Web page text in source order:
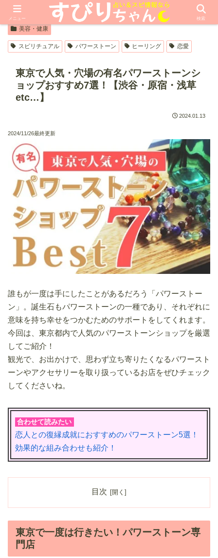
【PR】本ページはプロモーションが含まれています
美容・健康
スピリチュアル パワーストーン ヒーリング 恋愛
東京で人気・穴場の有名パワーストーンシ
ョップおすすめ7選！【渋谷・原宿・浅草
etc…】
2024.01.13
2024/11/26最終更新
誰もが一度は手にしたことがあるだろう「パワーストー
ン」。誕生石もパワーストーンの一種であり、それぞれに
意味を持ち幸せをつかむためのサポートをしてくれます。
今回は、東京都内で人気のパワーストーンショップを厳選
してご紹介！
観光で、お出かけで、思わず立ち寄りたくなるパワースト
ーンやアクセサリーを取り扱っているお店をぜひチェック
してくださいね。
合わせて読みたい
恋人との復縁成就におすすめのパワーストーン5選！
効果的な組み合わせも紹介！
目次
東京で一度は行きたい！パワーストーン専
門店
メニュー 検索